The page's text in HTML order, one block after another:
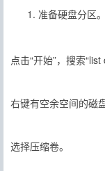
准备硬盘分区。
点击“开始”，搜索
右键有空余空间的磁
选择压缩卷。